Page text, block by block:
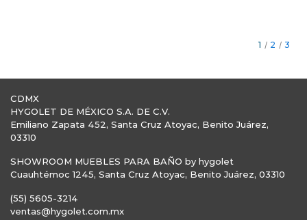
1 / 2 / 3
CDMX
HYGOLET DE MÉXICO S.A. DE C.V.
Emiliano Zapata 452, Santa Cruz Atoyac, Benito Juárez,
03310
SHOWROOM MUEBLES PARA BAÑO by hygolet
Cuauhtémoc 1245, Santa Cruz Atoyac, Benito Juárez, 03310
(55) 5605-3214
ventas@hygolet.com.mx